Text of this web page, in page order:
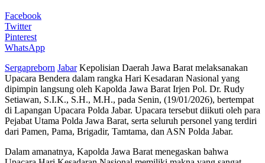
Facebook
Twitter
Pinterest
WhatsApp
Sergapreborn JabarKepolisian Daerah Jawa Barat melaksanakan
Upacara Bendera dalam rangka Hari Kesadaran Nasional yang
dipimpin langsung oleh Kapolda Jawa Barat Irjen Pol. Dr. Rudy
Setiawan, S.I.K., S.H., M.H., pada Senin, (19/01/2026), bertempat
di Lapangan Upacara Polda Jabar. Upacara tersebut diikuti oleh para
Pejabat Utama Polda Jawa Barat, serta seluruh personel yang terdiri
dari Pamen, Pama, Brigadir, Tamtama, dan ASN Polda Jabar.
Dalam amanatnya, Kapolda Jawa Barat menegaskan bahwa